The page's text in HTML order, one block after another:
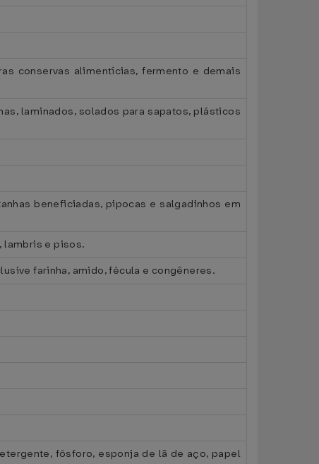
conservas alimentícias, fermento e demais
laminados, solados para sapatos, plásticos
beneficiadas, pipocas e salgadinhos em
lambris e pisos.
farinha, amido, fécula e congêneres.
fósforo, esponja de lã de aço, papel